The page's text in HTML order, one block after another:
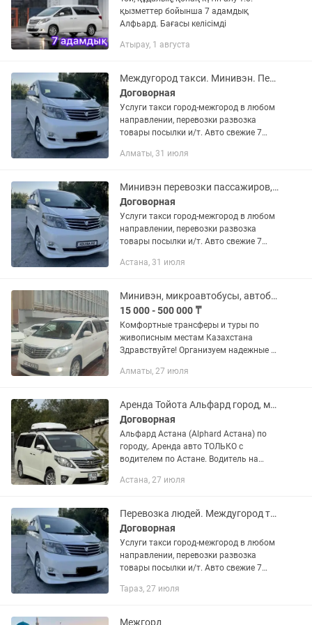
қызметтер бойынша 7 адамдық
Алфьард. Бағасы келісімді
Атырау, 1 августа
Междугород такси. Минивэн. Перевозка людей. Перевозка товар.
Договорная
Услуги такси город-межгород в любом
направлении, перевозки развозка
товары посылки и/т. Авто свежие 7
кожные салон 2 зонный климат-
Алматы, 31 июля
Минивэн перевозки пассажиров, груз, развозка детей междугород такси,
Договорная
Услуги такси город-межгород в любом
направлении, перевозки развозка
товары посылки и/т. Авто свежие 7
кожные салон 2 зонный климат-
Астана, 31 июля
Минивэн, микроавтобусы, автобусы. Пассажирские перевозки
15 000 - 500 000 ₸
Комфортные трансферы и туры по
живописным местам Казахстана
Здравствуйте! Организуем надежные и
семьи, друзей и гостей города.
Алматы, 27 июля
Аренда Тойота Альфард город, межгород, трансфер (до 7 мест)
Договорная
Альфард Астана (Alphard Астана) по
городу,. Аренда авто ТОЛЬКО с
водителем по Астане. Водитель на
Тойота Альфард (Vellfire) в отличном
Астана, 27 июля
Перевозка людей. Междугород такси. Минивэн. Перевозка товары
Договорная
Услуги такси город-межгород в любом
направлении, перевозки развозка
товары посылки и/т. Авто свежие 7
кожные салон 2 зонный климат-
Тараз, 27 июля
Межгорд